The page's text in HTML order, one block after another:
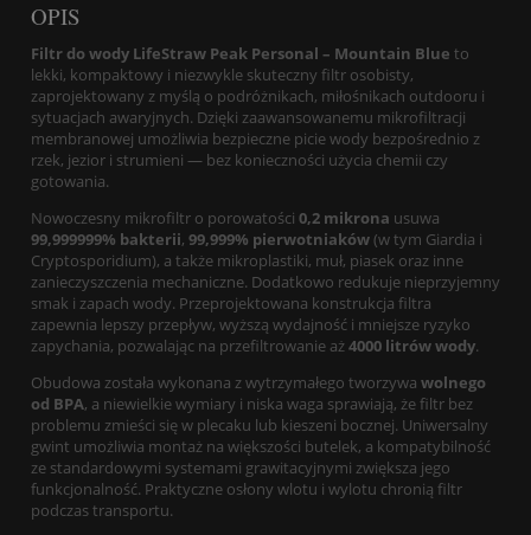
OPIS
Filtr do wody LifeStraw Peak Personal – Mountain Blue to
lekki, kompaktowy i niezwykle skuteczny filtr osobisty,
zaprojektowany z myślą o podróżnikach, miłośnikach outdooru i
sytuacjach awaryjnych. Dzięki zaawansowanemu mikrofiltracji
membranowej umożliwia bezpieczne picie wody bezpośrednio z
rzek, jezior i strumieni — bez konieczności użycia chemii czy
gotowania.
Nowoczesny mikrofiltr o porowatości 0,2 mikrona usuwa
99,999999% bakterii, 99,999% pierwotniaków(w tym Giardia i
Cryptosporidium), a także mikroplastiki, muł, piasek oraz inne
zanieczyszczenia mechaniczne. Dodatkowo redukuje nieprzyjemny
smak i zapach wody. Przeprojektowana konstrukcja filtra
zapewnia lepszy przepływ, wyższą wydajność i mniejsze ryzyko
zapychania, pozwalając na przefiltrowanie aż4000 litrów wody.
Obudowa została wykonana z wytrzymałego tworzywa wolnego
od BPA, a niewielkie wymiary i niska waga sprawiają, że filtr bez
problemu zmieści się w plecaku lub kieszeni bocznej. Uniwersalny
gwint umożliwia montaż na większości butelek, a kompatybilność
ze standardowymi systemami grawitacyjnymi zwiększa jego
funkcjonalność. Praktyczne osłony wlotu i wylotu chronią filtr
podczas transportu.